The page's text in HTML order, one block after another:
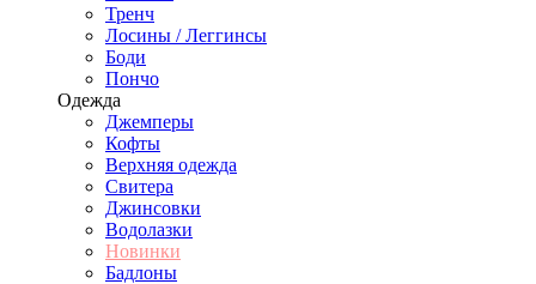
Тренч
Лосины / Леггинсы
Боди
Пончо
Одежда
Джемперы
Кофты
Верхняя одежда
Свитера
Джинсовки
Водолазки
Новинки
Бадлоны